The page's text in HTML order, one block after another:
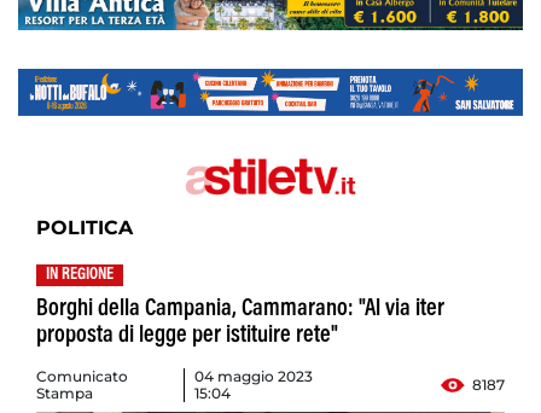
POLITICA
IN REGIONE
Borghi della Campania, Cammarano: "Al via iter
proposta di legge per istituire rete"
Comunicato
Stampa
04 maggio 2023
15:04
8187